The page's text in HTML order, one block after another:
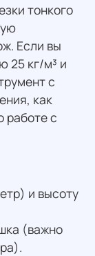
тонкого
Если вы
25 кг/м³ и
с
как
работе с
и высоту
(важно